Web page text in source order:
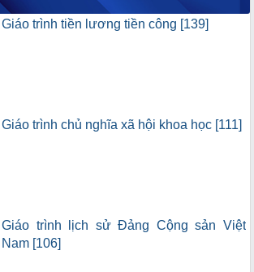
Giáo trình tiền lương tiền công [139]
Giáo trình chủ nghĩa xã hội khoa học [111]
Giáo trình lịch sử Đảng Cộng sản Việt
Nam [106]